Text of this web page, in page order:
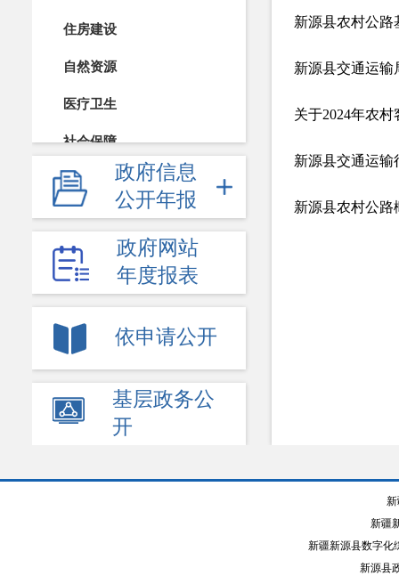
住房建设
自然资源
医疗卫生
社会保障
就业创业
社保医保
生态环境
食品药品监管
教育公开
乡村振兴
权责清单
财政公开
政府信息
公开年报
政府网站
年度报表
依申请公开
基层政务公
开
新源县农村公路
新源县交通运输
关于2024年农
新源县交通运输
新源县农村公路
新疆
新疆新源县数字化
新源县